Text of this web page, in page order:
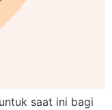
saat ini bagi